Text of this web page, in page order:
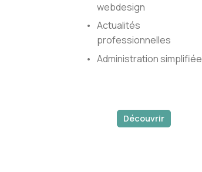
webdesign
Actualités
professionnelles
Administration simplifiée
Découvrir